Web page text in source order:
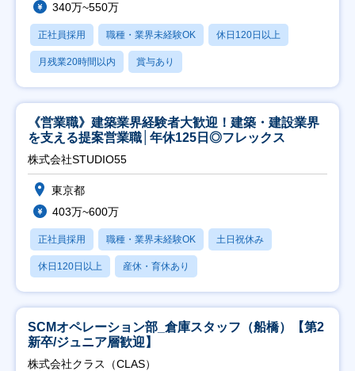
340万~550万
正社員採用 職種・業界未経験OK 休日120日以上
月残業20時間以内 賞与あり
《営業職》建築業界経験者大歓迎！建築・建設業界
を支える提案営業職│年休125日◎フレックス
株式会社STUDIO55
東京都
403万~600万
正社員採用 職種・業界未経験OK 土日祝休み
休日120日以上 産休・育休あり
SCMオペレーション部_倉庫スタッフ（船橋）【第2
新卒/ジュニア層歓迎】
株式会社クラス（CLAS）